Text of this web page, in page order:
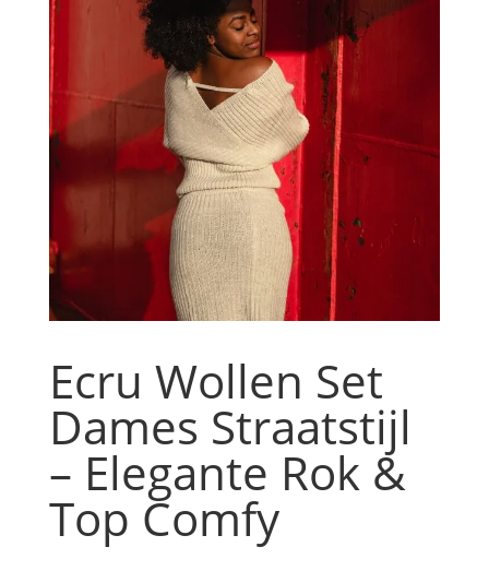
Ecru Wollen Set
Dames Straatstijl
– Elegante Rok &
Top Comfy